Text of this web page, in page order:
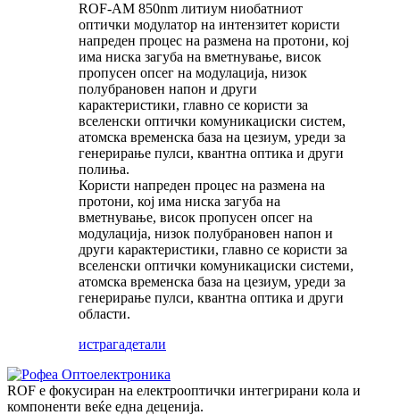
ROF-AM 850nm литиум ниобатниот
оптички модулатор на интензитет користи
напреден процес на размена на протони, кој
има ниска загуба на вметнување, висок
пропусен опсег на модулација, низок
полубрановен напон и други
карактеристики, главно се користи за
вселенски оптички комуникациски систем,
атомска временска база на цезиум, уреди за
генерирање пулси, квантна оптика и други
полиња.
Користи напреден процес на размена на
протони, кој има ниска загуба на
вметнување, висок пропусен опсег на
модулација, низок полубрановен напон и
други карактеристики, главно се користи за
вселенски оптички комуникациски системи,
атомска временска база на цезиум, уреди за
генерирање пулси, квантна оптика и други
области.
истрагадетали
ROF е фокусиран на електрооптички интегрирани кола и
компоненти веќе една деценија.